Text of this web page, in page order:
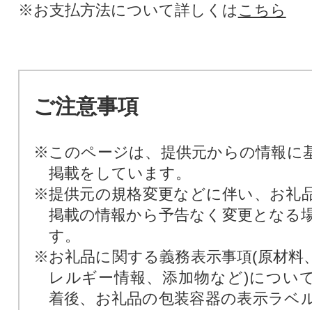
※お支払方法について詳しくは こちら
ご注意事項
※このページは、提供元からの情報に
掲載をしています。
※提供元の規格変更などに伴い、お礼
掲載の情報から予告なく変更となる
す。
※お礼品に関する義務表示事項(原材料
レルギー情報、添加物など)につい
着後、お礼品の包装容器の表示ラベ